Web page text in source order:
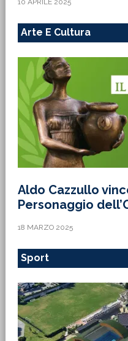
10 APRILE 2025
Arte E Cultura
Aldo Cazzullo
Personaggio
18 MARZO 2025
Sport